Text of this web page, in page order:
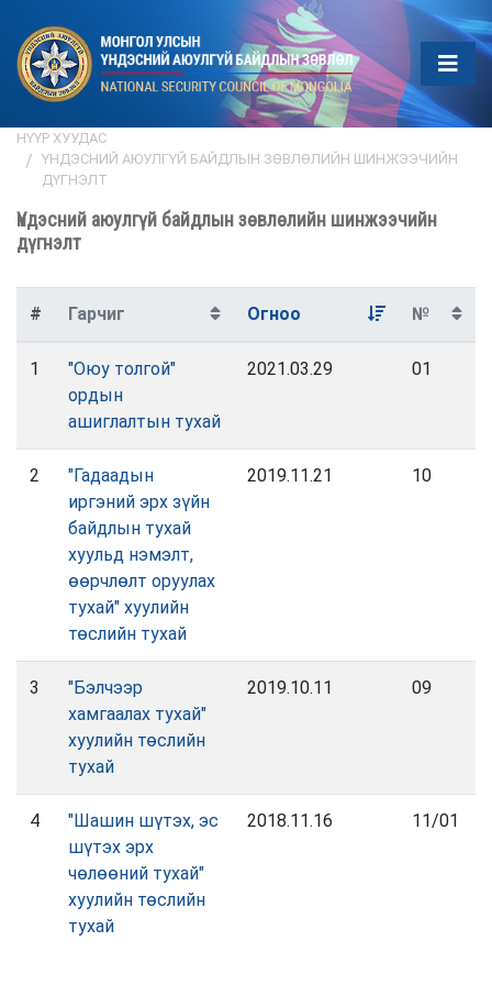
НҮҮР ХУУДАС
ҮНДЭСНИЙ АЮУЛГҮЙ БАЙДЛЫН ЗӨВЛӨЛИЙН ШИНЖЭЭЧИЙН
ДҮГНЭЛТ
Үндэсний аюулгүй байдлын зөвлөлийн шинжээчийн
дүгнэлт
# Гарчиг Огноо №
1
"Оюу толгой"
ордын
ашиглалтын тухай
2021.03.29 01
2
"Гадаадын
иргэний эрх зүйн
байдлын тухай
хуульд нэмэлт,
өөрчлөлт оруулах
тухай" хуулийн
төслийн тухай
2019.11.21 10
3
"Бэлчээр
хамгаалах тухай"
хуулийн төслийн
тухай
2019.10.11 09
4
"Шашин шүтэх, эс
шүтэх эрх
чөлөөний тухай"
хуулийн төслийн
тухай
2018.11.16 11/01